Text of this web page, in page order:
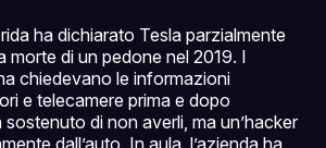
ha dichiarato Tesla parzialmente
morte di un pedone nel 2019. I
chiedevano le informazioni
e telecamere prima e dopo
sostenuto di non averli, ma un’hacker
dall’auto. In aula, l’azienda ha